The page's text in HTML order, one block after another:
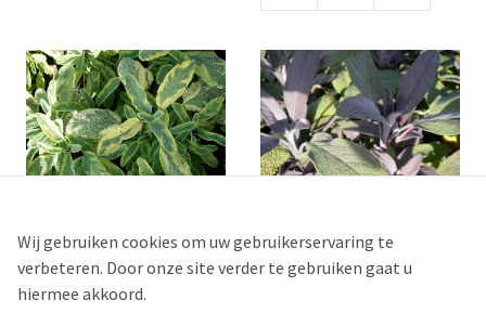
Salvia officinalis 'Icterina'
Aantal
Salvia officinalis
'Purpurascens'
Aantal
Wij gebruiken cookies om uw gebruikerservaring te
verbeteren. Door onze site verder te gebruiken gaat u
hiermee akkoord.